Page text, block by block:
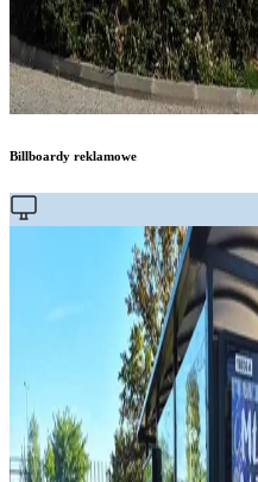
Billboardy reklamowe